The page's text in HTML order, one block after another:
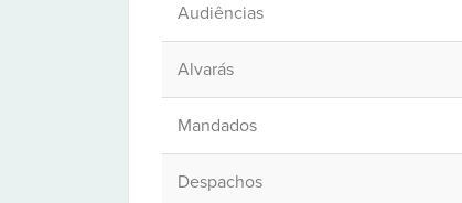
Audiências
Alvarás
Mandados
Despachos